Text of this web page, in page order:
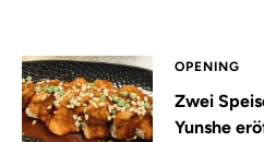
OPENING
Zwei
Yunshe